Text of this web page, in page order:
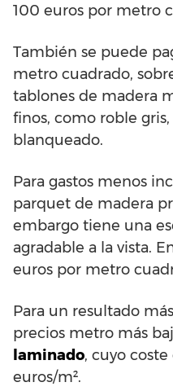
100 euros por metro
También se puede
metro cuadrado,
tablones de madera
finos, como roble
blanqueado.
Para gastos menos
parquet de madera
embargo tiene una
agradable a la vista.
euros por metro
Para un resultado
precios metro más
laminado, cuyo
euros/m².